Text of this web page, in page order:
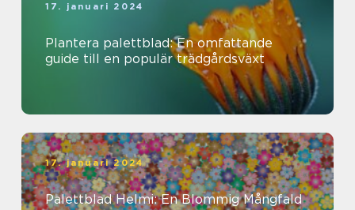
17. januari 2024
Plantera palettblad: En omfattande
guide till en populär trädgårdsväxt
17. januari 2024
Palettblad Helmi: En Blommig Mångfald